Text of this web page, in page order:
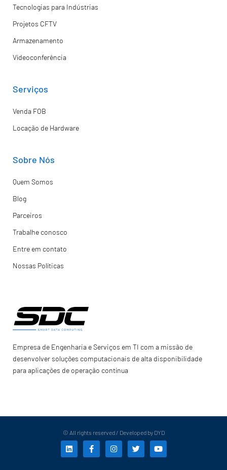
Tecnologias para Indústrias
Projetos CFTV
Armazenamento
Vídeoconferência
Serviços
Venda FOB
Locação de Hardware
Sobre Nós
Quem Somos
Blog
Parceiros
Trabalhe conosco
Entre em contato
Nossas Políticas
Empresa de Engenharia e Serviços em TI com a missão de
desenvolver soluções computacionais de alta disponibilidade
para aplicações de operação contínua
© All rights reserved / Developed by DYD
L
i
n
F
a
c
I
n
s
T
w
i
Y
o
u